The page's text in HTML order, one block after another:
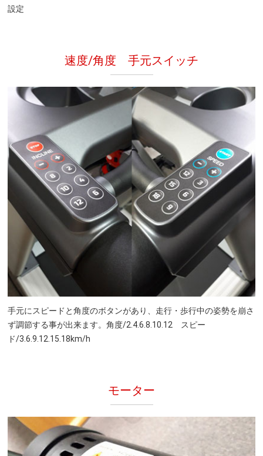
設定
速度/角度 手元スイッチ
手元にスピードと角度のボタンがあり、走行・歩行中の姿勢を崩さ
ず調節する事が出来ます。角度/2.4.6.8.10.12 スピー
ド/3.6.9.12.15.18km/h
モーター